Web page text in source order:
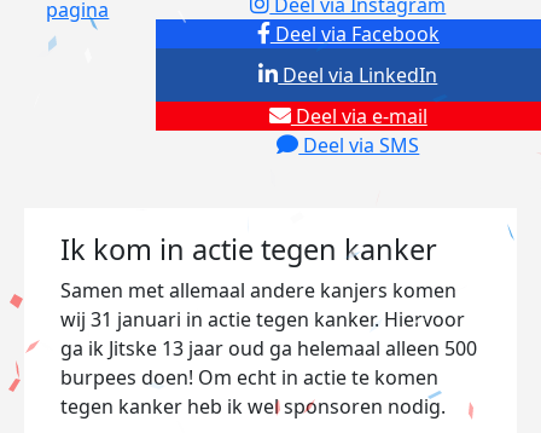
pagina
Deel via Facebook
Deel via e-mail
Deel via SMS
Deel via LinkedIn
Ik kom in actie tegen kanker
Samen met allemaal andere kanjers komen
wij 31 januari in actie tegen kanker. Hiervoor
ga ik Jitske 13 jaar oud ga helemaal alleen 500
burpees doen! Om echt in actie te komen
tegen kanker heb ik wel sponsoren nodig.